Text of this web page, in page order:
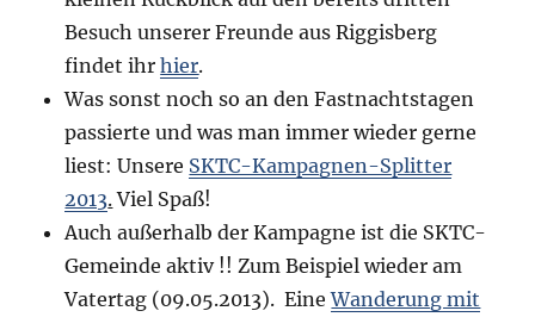
Besuch unserer Freunde aus Riggisberg
findet ihrhier.
Was sonst noch so an den Fastnachtstagen
passierte und was man immer wieder gerne
liest: Unsere SKTC-Kampagnen-Splitter
2013. Viel Spaß!
Auch außerhalb der Kampagne ist die SKTC-
Gemeinde aktiv !!Zum Beispiel wieder am
Vatertag (09.05.2013). EineWanderung mit